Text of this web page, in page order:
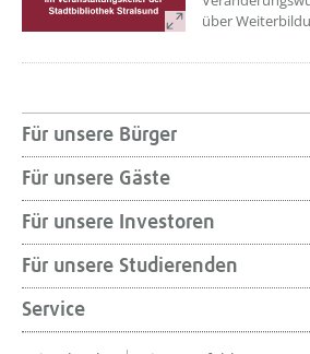
über
Für unsere Bürger
Für unsere Gäste
Für unsere Investoren
Für unsere Studierenden
Service